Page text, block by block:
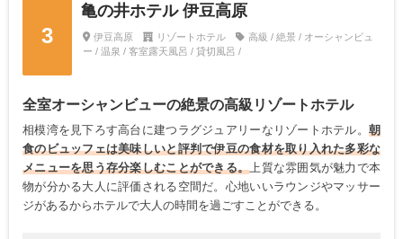
3
亀の井ホテル 伊豆高原
伊豆高原 リゾートホテル
高級 / 絶景 / オーシャンビュ
ー / 温泉 / 客室露天風呂 / 貸切風呂 /
全室オーシャンビューの絶景の高級リゾートホテル
相模湾を見下ろす高台に建つラグジュアリーなリゾートホテル。朝
食のビュッフェは美味しいと評判で伊豆の食材を取り入れた多彩な
メニューを思う存分楽しむことができる。 上質な雰囲気が魅力で本
物が分かる大人に評価される空間だ。心地いいラウンジやマッサー
ジがあるからホテルで大人の時間を過ごすことができる。